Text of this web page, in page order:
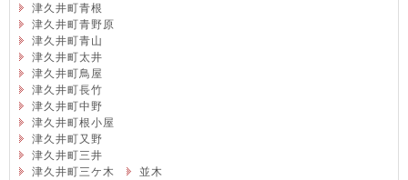
津久井町青根
津久井町青野原
津久井町青山
津久井町太井
津久井町鳥屋
津久井町長竹
津久井町中野
津久井町根小屋
津久井町又野
津久井町三井
津久井町三ケ木
並木